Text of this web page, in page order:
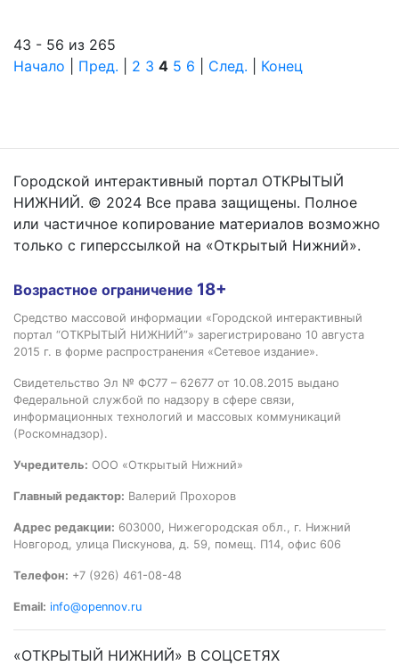
43 - 56 из 265
Начало
Пред. 2 3 4 5 6 След. Конец
Городской интерактивный портал ОТКРЫТЫЙ
НИЖНИЙ. © 2024 Все права защищены. Полное
или частичное копирование материалов возможно
только с гиперссылкой на «Открытый Нижний».
Возрастное ограничение 18+
Средство массовой информации «Городской интерактивный
портал “ОТКРЫТЫЙ НИЖНИЙ”» зарегистрировано 10 августа
2015 г. в форме распространения «Сетевое издание».
Свидетельство Эл № ФС77 – 62677 от 10.08.2015 выдано
Федеральной службой по надзору в сфере связи,
информационных технологий и массовых коммуникаций
(Роскомнадзор).
Учредитель: ООО «Открытый Нижний»
Главный редактор: Валерий Прохоров
Адрес редакции: 603000, Нижегородская обл., г. Нижний
Новгород, улица Пискунова, д. 59, помещ. П14, офис 606
Телефон: +7 (926) 461-08-48
Email: info@opennov.ru
«ОТКРЫТЫЙ НИЖНИЙ» В СОЦСЕТЯХ